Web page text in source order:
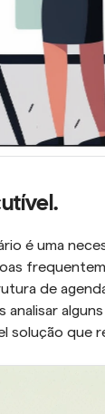
é uma
de
solução que